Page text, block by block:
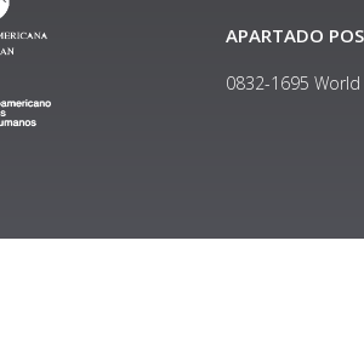
APARTADO
0832-1695